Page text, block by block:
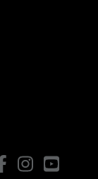
FacebookInstagram